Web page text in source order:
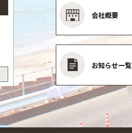
会社概要
お知らせ一覧